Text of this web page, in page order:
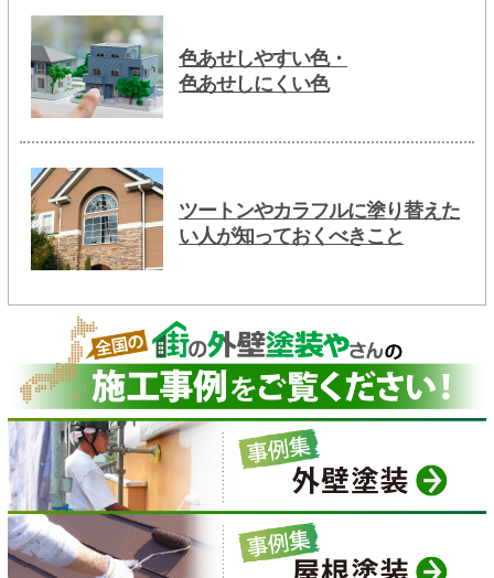
色あせしやすい色・
色あせしにくい色
ツートンやカラフルに塗り替えた
い人が知っておくべきこと